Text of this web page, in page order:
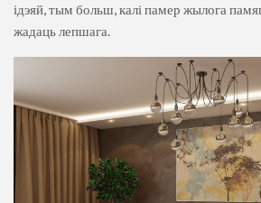
ідэяй, тым больш, калі памер жылога
жадаць лепшага.